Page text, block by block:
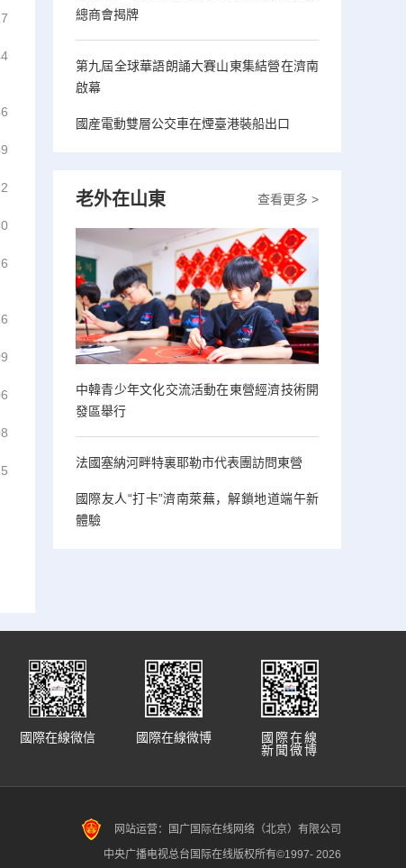
總商會揭牌
第九屆全球華語朗誦大賽山東集結營在濟南
啟幕
國産電動雙層公交車在煙臺港裝船出口
查看更多 >
老外在山東
中韓青少年文化交流活動在東營經濟技術開
發區舉行
法國塞納河畔特裏耶勒市代表團訪問東營
國際友人“打卡”濟南萊蕪，解鎖地道端午新
體驗
國際在線
新聞微博
國際在線微博
國際在線微信
网站运营：国广国际在线网络（北京）有限公司
中央广播电视总台国际在线版权所有©1997- 2026